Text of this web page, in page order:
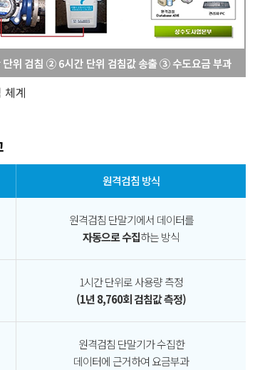
체계
원격검침 방식
원격검침 단말기에서 데이터를
자동으로 수집하는 방식
1시간 단위로 사용량 측정
(1년 8,760회 검침값 측정)
원격검침 단말기가 수집한
데이터에 근거하여 요금부과